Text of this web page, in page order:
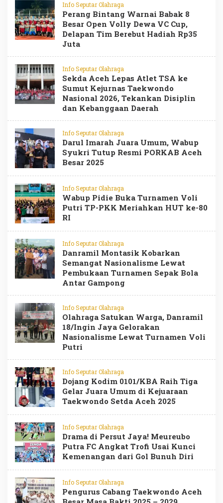
Info Seputar Olahraga
Perang Bintang Warnai Babak 8
Besar Open Volly Dewa VC Cup,
Delapan Tim Berebut Hadiah Rp35
Juta
Info Seputar Olahraga
Sekda Aceh Lepas Atlet TSA ke
Sumut Kejurnas Taekwondo
Nasional 2026, Tekankan Disiplin
dan Kebanggaan Daerah
Info Seputar Olahraga
Darul Imarah Juara Umum, Wabup
Syukri Tutup Resmi PORKAB Aceh
Besar 2025
Info Seputar Olahraga
Wabup Pidie Buka Turnamen Voli
Putri TP-PKK Meriahkan HUT ke-80
RI
Info Seputar Olahraga
Danramil Montasik Kobarkan
Semangat Nasionalisme Lewat
Pembukaan Turnamen Sepak Bola
Antar Gampong
Info Seputar Olahraga
Olahraga Satukan Warga, Danramil
18/Ingin Jaya Gelorakan
Nasionalisme Lewat Turnamen Voli
Putri
Info Seputar Olahraga
Dojang Kodim 0101/KBA Raih Tiga
Gelar Juara Umum di Kejuaraan
Taekwondo Setda Aceh 2025
Info Seputar Olahraga
Drama di Persut Jaya! Meureubo
Putra FC Angkat Trofi Usai Kunci
Kemenangan dari Gol Bunuh Diri
Info Seputar Olahraga
Pengurus Cabang Taekwondo Aceh